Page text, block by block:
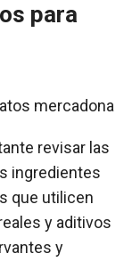
para
revisar las
ingredientes
que utilicen
y aditivos
y